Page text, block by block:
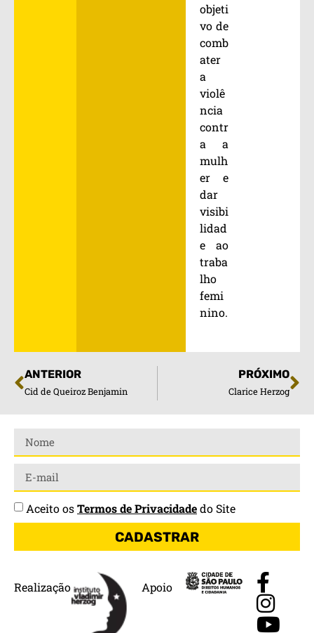
objeti
vo de
comb
ater
a
violê
ncia
contr
a a
mulh
er e
dar
visibi
lidad
e ao
traba
lho
femi
nino.
ANTERIOR
Cid de Queiroz Benjamin
PRÓXIMO
Clarice Herzog
Realização Apoio
Aceito osTermos de Privacidadedo Site
CADASTRAR